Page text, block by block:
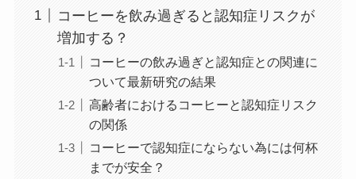
コーヒーを飲み過ぎると認知症リスクが
増加する？
コーヒーの飲み過ぎと認知症との関連に
ついて最新研究の結果
高齢者におけるコーヒーと認知症リスク
の関係
コーヒーで認知症にならない為には何杯
までが安全？